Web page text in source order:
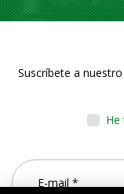
Suscríbete a